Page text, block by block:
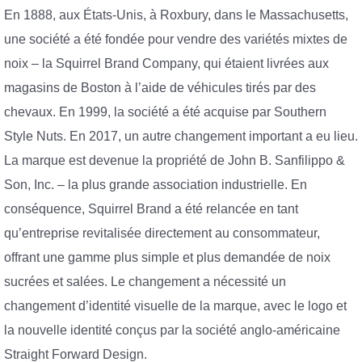
En 1888, aux États-Unis, à Roxbury, dans le Massachusetts,
une société a été fondée pour vendre des variétés mixtes de
noix – la Squirrel Brand Company, qui étaient livrées aux
magasins de Boston à l’aide de véhicules tirés par des
chevaux. En 1999, la société a été acquise par Southern
Style Nuts. En 2017, un autre changement important a eu lieu.
La marque est devenue la propriété de John B. Sanfilippo &
Son, Inc. – la plus grande association industrielle. En
conséquence, Squirrel Brand a été relancée en tant
qu’entreprise revitalisée directement au consommateur,
offrant une gamme plus simple et plus demandée de noix
sucrées et salées. Le changement a nécessité un
changement d’identité visuelle de la marque, avec le logo et
la nouvelle identité conçus par la société anglo-américaine
Straight Forward Design.